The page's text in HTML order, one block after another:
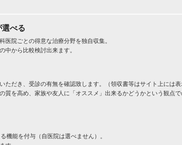
べる
院ごとの得意な治療分野を独自収集。
中から比較検討出来ます。
ただき、受診の有無を確認致します。（領収書等はサイト上には
質を高め、家族や友人に「オススメ」出来るかどうかという観点
機能を付与（自医院は選べません）。